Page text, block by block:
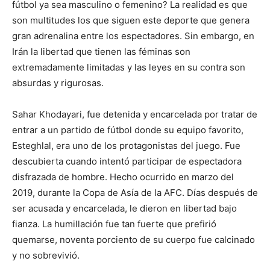
fútbol ya sea masculino o femenino? La realidad es que
son multitudes los que siguen este deporte que genera
gran adrenalina entre los espectadores. Sin embargo, en
Irán la libertad que tienen las féminas son
extremadamente limitadas y las leyes en su contra son
absurdas y rigurosas.
Sahar Khodayari, fue detenida y encarcelada por tratar de
entrar a un partido de fútbol donde su equipo favorito,
Esteghlal, era uno de los protagonistas del juego. Fue
descubierta cuando intentó participar de espectadora
disfrazada de hombre. Hecho ocurrido en marzo del
2019, durante la Copa de Asía de la AFC. Días después de
ser acusada y encarcelada, le dieron en libertad bajo
fianza. La humillación fue tan fuerte que prefirió
quemarse, noventa porciento de su cuerpo fue calcinado
y no sobrevivió.